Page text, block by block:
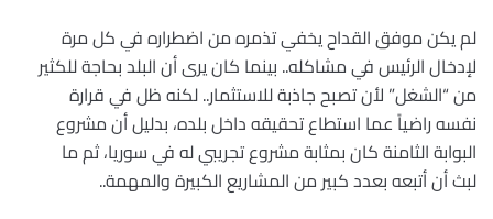
لم يكن موفق القداح يخفي تذمره من اضطراره في كل مرة
لإدخال الرئيس في مشاكله.. بينما كان يرى أن البلد بحاجة للكثير
من “الشغل” لأن تصبح جاذبة للاستثمار.. لكنه ظل في قرارة
نفسه راضياً عما استطاع تحقيقه داخل بلده، بدليل أن مشروع
البوابة الثامنة كان بمثابة مشروع تجريبي له في سوريا، ثم ما
لبث أن أتبعه بعدد كبير من المشاريع الكبيرة والمهمة..